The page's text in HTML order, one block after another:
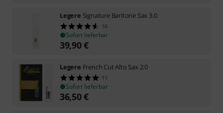
Legere Signature Baritone Sax 3.0
16
Sofort lieferbar
39,90€
Legere French Cut Alto Sax 2.0
11
Sofort lieferbar
36,50€